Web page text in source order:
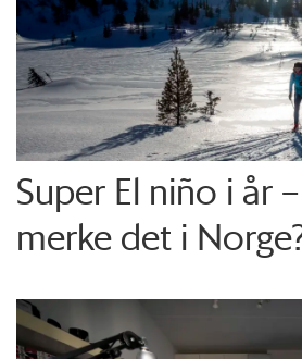
Super El niño i år
merke det i